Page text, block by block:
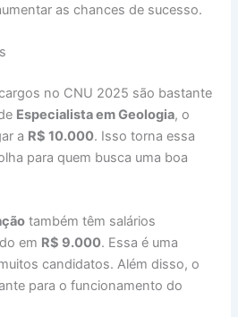
as chances de sucesso.
no CNU 2025 são bastante
Especialista em Geologia, o
a R$ 10.000. Isso torna essa
para quem busca uma boa
também têm salários
em R$ 9.000. Essa é uma
candidatos. Além disso, o
para o funcionamento do